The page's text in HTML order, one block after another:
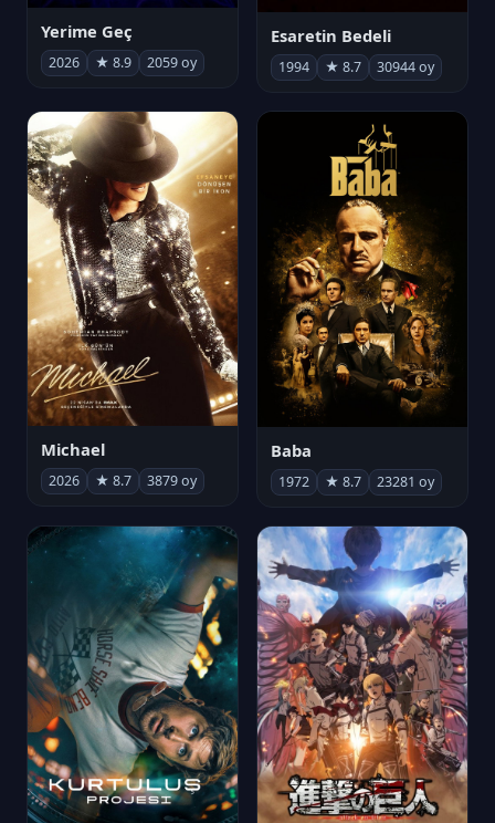
Yerime Geç
2026 ★ 8.9 2059 oy
Esaretin Bedeli
1994 ★ 8.7 30944 oy
Michael
2026 ★ 8.7 3879 oy
Baba
1972 ★ 8.7 23281 oy